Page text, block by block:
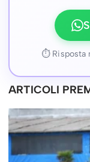
⏱ Risposta
ARTICOLI